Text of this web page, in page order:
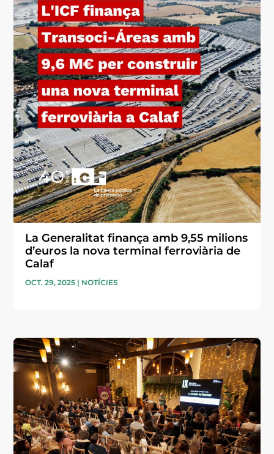
La Generalitat finança amb 9,55 milions
d’euros la nova terminal ferroviària de
Calaf
OCT. 29, 2025 | NOTÍCIES